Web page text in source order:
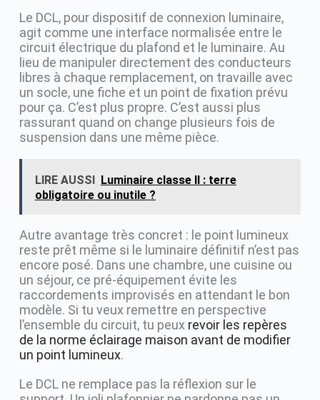
Le DCL, pour dispositif de connexion luminaire,
agit comme une interface normalisée entre le
circuit électrique du plafond et le luminaire. Au
lieu de manipuler directement des conducteurs
libres à chaque remplacement, on travaille avec
un socle, une fiche et un point de fixation prévu
pour ça. C’est plus propre. C’est aussi plus
rassurant quand on change plusieurs fois de
suspension dans une même pièce.
LIRE AUSSI
Luminaire classe II : terre
obligatoire ou inutile ?
Autre avantage très concret : le point lumineux
reste prêt même si le luminaire définitif n’est pas
encore posé. Dans une chambre, une cuisine ou
un séjour, ce pré-équipement évite les
raccordements improvisés en attendant le bon
modèle. Si tu veux remettre en perspective
l’ensemble du circuit, tu peux revoir les repères
de la norme éclairage maison avant de modifier
un point lumineux.
Le DCL ne remplace pas la réflexion sur le